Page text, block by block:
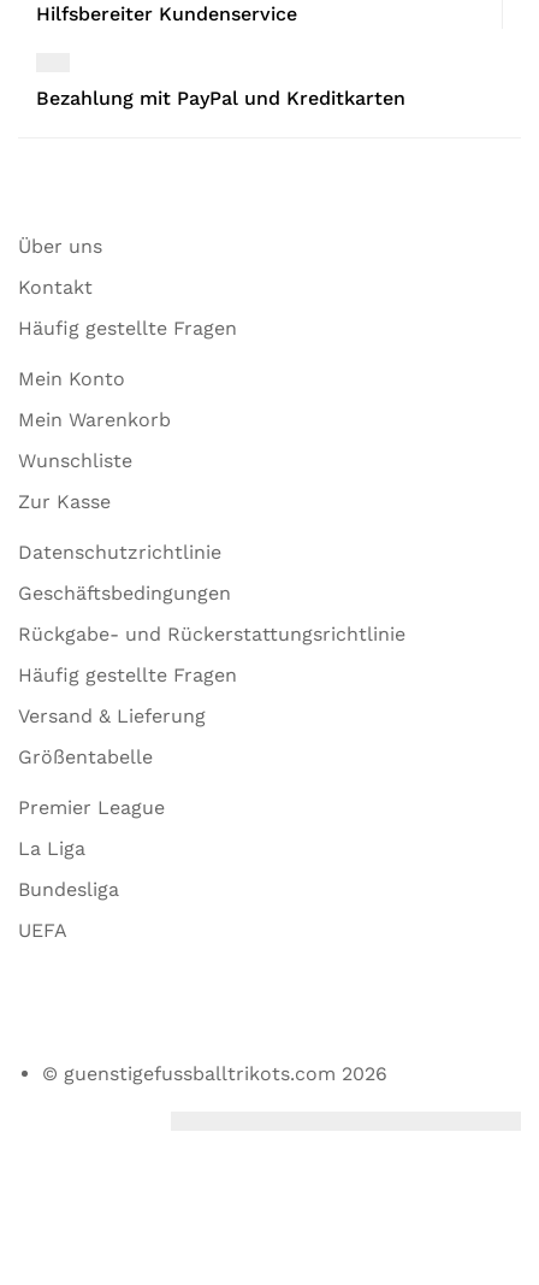
Hilfsbereiter Kundenservice
Bezahlung mit PayPal und Kreditkarten
Über uns
Kontakt
Häufig gestellte Fragen
Mein Konto
Mein Warenkorb
Wunschliste
Zur Kasse
Datenschutzrichtlinie
Geschäftsbedingungen
Rückgabe- und Rückerstattungsrichtlinie
Häufig gestellte Fragen
Versand & Lieferung
Größentabelle
Premier League
La Liga
Bundesliga
UEFA
© guenstigefussballtrikots.com 2026